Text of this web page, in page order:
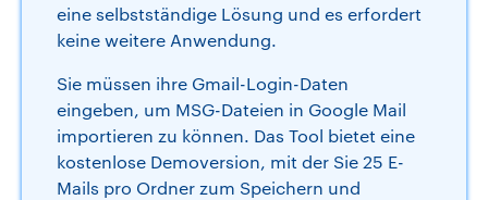
eine selbstständige Lösung und es erfordert
keine weitere Anwendung.
Sie müssen ihre Gmail-Login-Daten
eingeben, um MSG-Dateien in Google Mail
importieren zu können. Das Tool bietet eine
kostenlose Demoversion, mit der Sie 25 E-
Mails pro Ordner zum Speichern und